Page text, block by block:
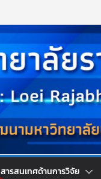
สารสนเทศด้านการวิจัย